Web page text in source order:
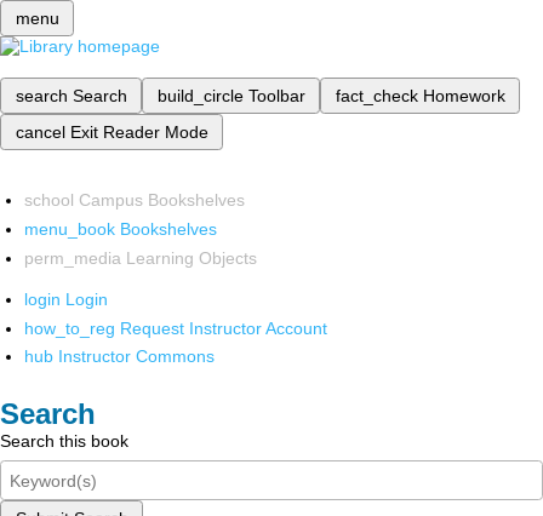
menu
search Search build_circle Toolbar fact_check Homework
cancel Exit Reader Mode
school Campus Bookshelves
menu_book Bookshelves
perm_media Learning Objects
login Login
how_to_reg Request Instructor Account
hub Instructor Commons
Search
Search this book